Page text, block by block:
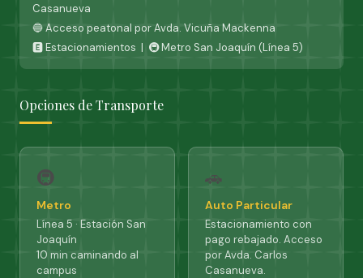
Casanueva
🔵 Acceso peatonal por Avda. Vicuña Mackenna
🅴 Estacionamientos | 🚇 Metro San Joaquín (Línea 5)
Opciones de Transporte
🚇
Metro
Línea 5 · Estación San
Joaquín
10 min caminando al
campus
🚗
Auto Particular
Estacionamiento con
pago rebajado. Acceso
por Avda. Carlos
Casanueva.